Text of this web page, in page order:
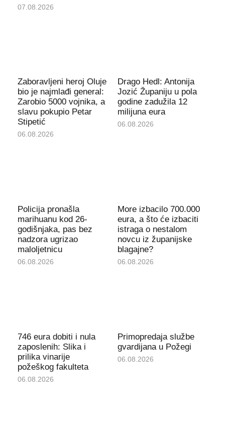
07.08.2026
Zaboravljeni heroj Oluje
bio je najmlađi general:
Zarobio 5000 vojnika, a
slavu pokupio Petar
Stipetić
06.08.2026
Drago Hedl: Antonija
Jozić Županiju u pola
godine zadužila 12
milijuna eura
06.08.2026
Policija pronašla
marihuanu kod 26-
godišnjaka, pas bez
nadzora ugrizao
maloljetnicu
06.08.2026
More izbacilo 700.000
eura, a što će izbaciti
istraga o nestalom
novcu iz županijske
blagajne?
06.08.2026
746 eura dobiti i nula
zaposlenih: Slika i
prilika vinarije
požeškog fakulteta
06.08.2026
Primopredaja službe
gvardijana u Požegi
06.08.2026